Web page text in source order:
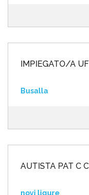
IMPIEGATO/A
Busalla
AUTISTA PAT C
novi ligure